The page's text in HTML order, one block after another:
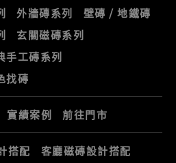
外牆磚系列
壁磚 / 地鐵磚
玄關磁磚系列
手工磚系列
找磚
實績案例 前往門市
搭配 客廳磁磚設計搭配